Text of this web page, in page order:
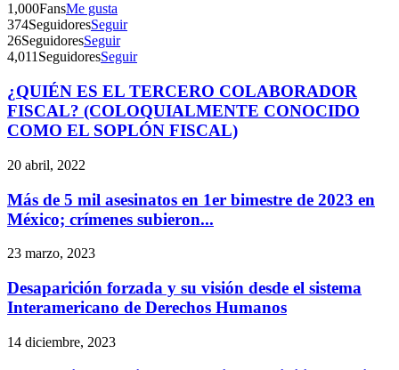
Telegram
1,000FansMe gusta
374SeguidoresSeguir
26SeguidoresSeguir
4,011 SeguidoresSeguir
¿QUIÉN ES EL TERCERO COLABORADOR
FISCAL? (COLOQUIALMENTE CONOCIDO
COMO EL SOPLÓN FISCAL)
20 abril, 2022
Más de 5 mil asesinatos en 1er bimestre de 2023 en
México; crímenes subieron...
23 marzo, 2023
Desaparición forzada y su visión desde el sistema
Interamericano de Derechos Humanos
14 diciembre, 2023